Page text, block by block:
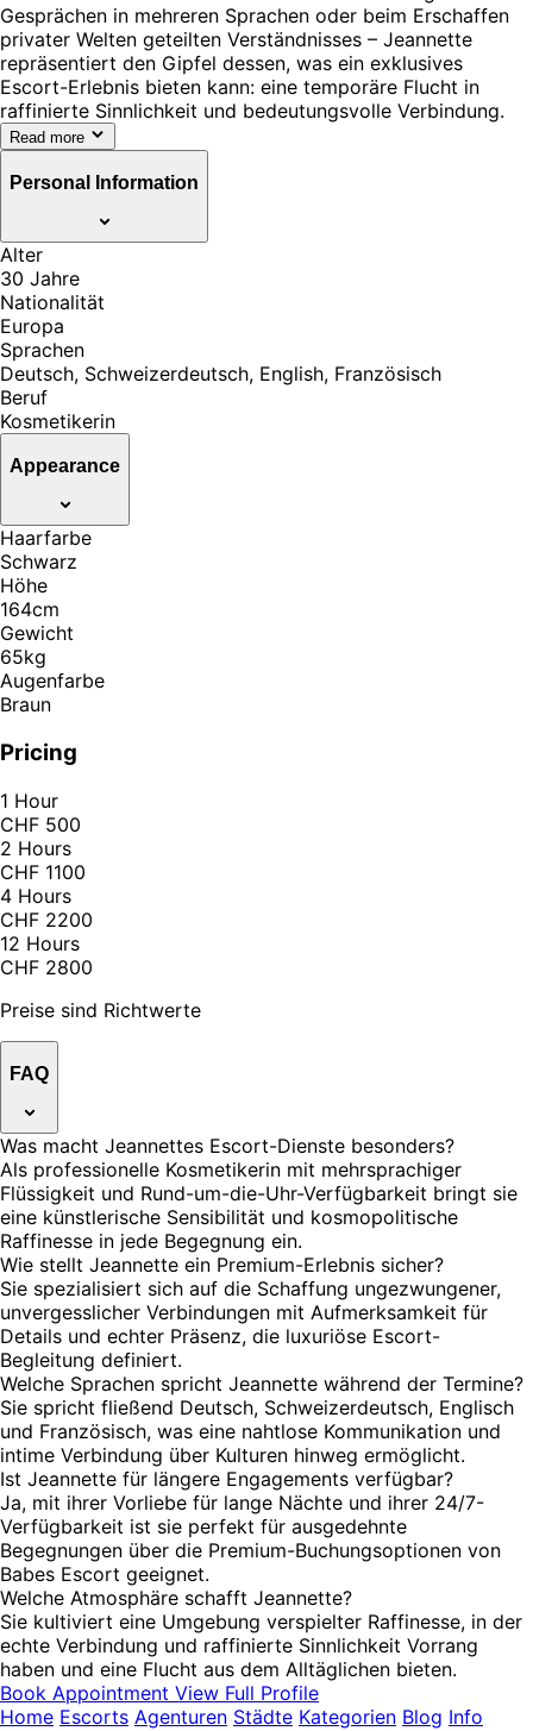
Gesprächen in mehreren Sprachen oder beim Erschaffen
privater Welten geteilten Verständnisses – Jeannette
repräsentiert den Gipfel dessen, was ein exklusives
Escort-Erlebnis bieten kann: eine temporäre Flucht in
raffinierte Sinnlichkeit und bedeutungsvolle Verbindung.
Read more
Personal Information
Alter
30 Jahre
Nationalität
Europa
Sprachen
Deutsch, Schweizerdeutsch, English, Französisch
Beruf
Kosmetikerin
Appearance
Haarfarbe
Schwarz
Höhe
164cm
Gewicht
65kg
Augenfarbe
Braun
Pricing
1 Hour
CHF 500
2 Hours
CHF 1100
4 Hours
CHF 2200
12 Hours
CHF 2800
Preise sind Richtwerte
FAQ
Was macht Jeannettes Escort-Dienste besonders?
Als professionelle Kosmetikerin mit mehrsprachiger
Flüssigkeit und Rund-um-die-Uhr-Verfügbarkeit bringt sie
eine künstlerische Sensibilität und kosmopolitische
Raffinesse in jede Begegnung ein.
Wie stellt Jeannette ein Premium-Erlebnis sicher?
Sie spezialisiert sich auf die Schaffung ungezwungener,
unvergesslicher Verbindungen mit Aufmerksamkeit für
Details und echter Präsenz, die luxuriöse Escort-
Begleitung definiert.
Welche Sprachen spricht Jeannette während der Termine?
Sie spricht fließend Deutsch, Schweizerdeutsch, Englisch
und Französisch, was eine nahtlose Kommunikation und
intime Verbindung über Kulturen hinweg ermöglicht.
Ist Jeannette für längere Engagements verfügbar?
Ja, mit ihrer Vorliebe für lange Nächte und ihrer 24/7-
Verfügbarkeit ist sie perfekt für ausgedehnte
Begegnungen über die Premium-Buchungsoptionen von
Babes Escort geeignet.
Welche Atmosphäre schafft Jeannette?
Sie kultiviert eine Umgebung verspielter Raffinesse, in der
echte Verbindung und raffinierte Sinnlichkeit Vorrang
haben und eine Flucht aus dem Alltäglichen bieten.
Book Appointment View Full Profile
Home Escorts Agenturen Städte Kategorien Blog Info